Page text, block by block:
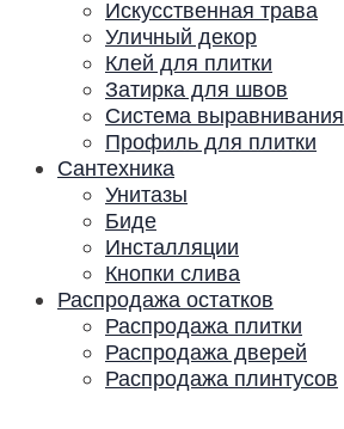
Искусственная трава
Уличный декор
Клей для плитки
Затирка для швов
Система выравнивания
Профиль для плитки
Сантехника
Унитазы
Биде
Инсталляции
Кнопки слива
Распродажа остатков
Распродажа плитки
Распродажа дверей
Распродажа плинтусов